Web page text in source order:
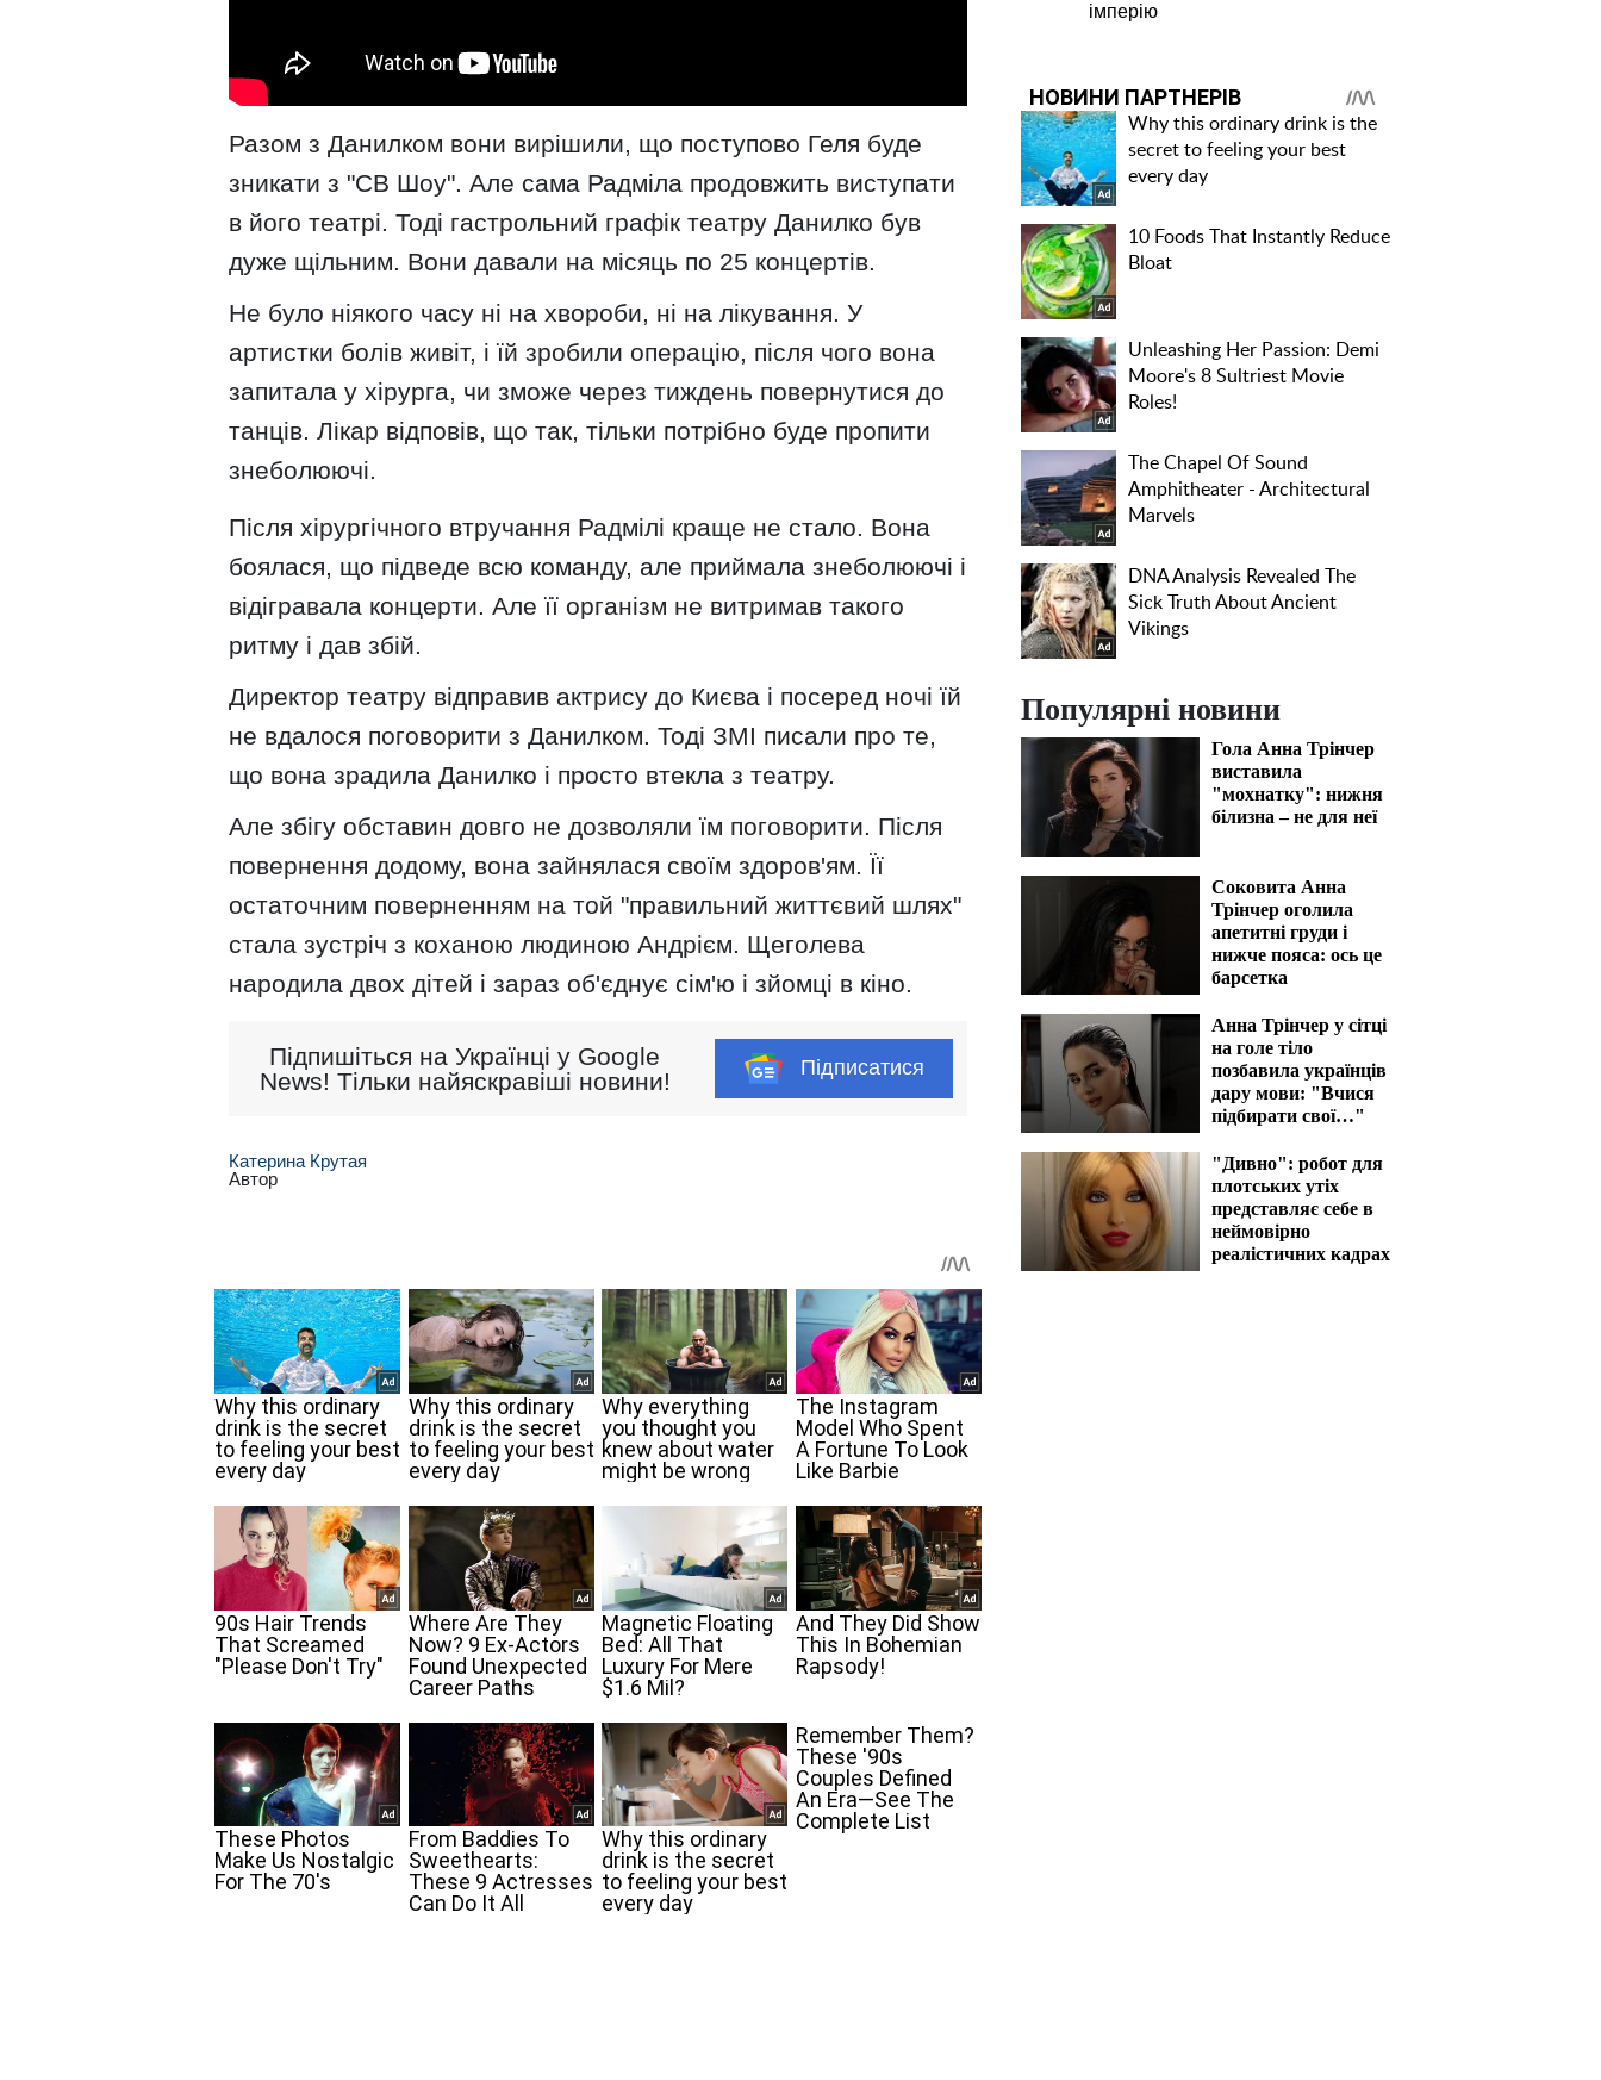
Разом з Данилком вони вирішили, що поступово Геля буде
зникати з "СВ Шоу". Але сама Радміла продовжить виступати
в його театрі. Тоді гастрольний графік театру Данилко був
дуже щільним. Вони давали на місяць по 25 концертів.
Не було ніякого часу ні на хвороби, ні на лікування. У
артистки болів живіт, і їй зробили операцію, після чого вона
запитала у хірурга, чи зможе через тиждень повернутися до
танців. Лікар відповів, що так, тільки потрібно буде пропити
знеболюючі.
Після хірургічного втручання Радмілі краще не стало. Вона
боялася, що підведе всю команду, але приймала знеболюючі і
відігравала концерти. Але її організм не витримав такого
ритму і дав збій.
Директор театру відправив актрису до Києва і посеред ночі їй
не вдалося поговорити з Данилком. Тоді ЗМІ писали про те,
що вона зрадила Данилко і просто втекла з театру.
Але збігу обставин довго не дозволяли їм поговорити. Після
повернення додому, вона зайнялася своїм здоров'ям. Її
остаточним поверненням на той "правильний життєвий шлях"
стала зустріч з коханою людиною Андрієм. Щеголева
народила двох дітей і зараз об'єднує сім'ю і зйомці в кіно.
Підпишіться на Українці у Google
News! Тільки найяскравіші новини!
Підписатися
Катерина Крутая
Автор
імперію
Популярні новини
Гола Анна Трінчер
виставила
"мохнатку": нижня
білизна – не для неї
Соковита Анна
Трінчер оголила
апетитні груди і
нижче пояса: ось це
барсетка
Анна Трінчер у сітці
на голе тіло
позбавила українців
дару мови: "Вчися
підбирати свої…"
"Дивно": робот для
плотських утіх
представляє себе в
неймовірно
реалістичних кадрах